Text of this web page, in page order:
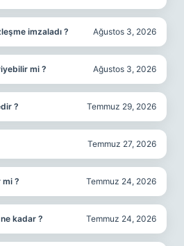
imzaladı ? Ağustos 3, 2026
mi ? Ağustos 3, 2026
? Temmuz 29, 2026
Temmuz 27, 2026
mi ? Temmuz 24, 2026
kadar ? Temmuz 24, 2026